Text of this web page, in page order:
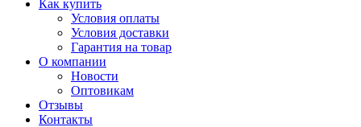
Как купить
Условия оплаты
Условия доставки
Гарантия на товар
О компании
Новости
Оптовикам
Отзывы
Контакты